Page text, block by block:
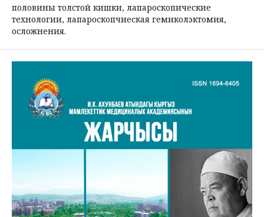
половины толстой кишки, лапароскопические
технологии, лапароскопчиеская гемиколэктомия,
осложнения.